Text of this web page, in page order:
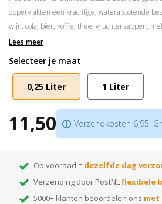
oppervlakten een krachtige, waterafstotende
wijn, cola, bier, koffie, thee, vruchtensappen,
natuurlijke structuur van het hout en is
Aanbrengen in 2 lagen
Beschikbaar in 27kleurvarianten
Verbruik is 12-15m2/L, droogtijd van 8 - 12 uur
Lees meer
Selecteer je maat
0,25 Liter 1 Liter
11,50 Verzendkosten 6,95.
Op vooraad = dezelfde dag
Verzending door PostNLflexibele
5000+ klanten beoordelen ons met